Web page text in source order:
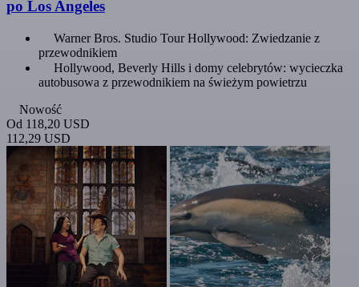
po Los Angeles
Warner Bros. Studio Tour Hollywood: Zwiedzanie z
przewodnikiem
Hollywood, Beverly Hills i domy celebrytów: wycieczka
autobusowa z przewodnikiem na świeżym powietrzu
Nowość
Od 118,20 USD
112,29 USD